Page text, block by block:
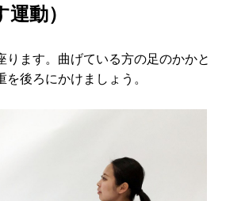
動）
ります。曲げている方の足のかかと
後ろにかけましょう。